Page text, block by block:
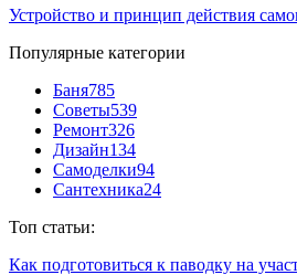
Устройство и принцип действия
Популярные категории
Баня785
Советы539
Ремонт326
Дизайн134
Самоделки94
Сантехника24
Топ статьи:
Как подготовиться к паводку на